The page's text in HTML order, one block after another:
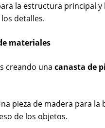
la estructura principal y
detalles.
materiales
creando una canasta de
pieza de madera para la
de los objetos.